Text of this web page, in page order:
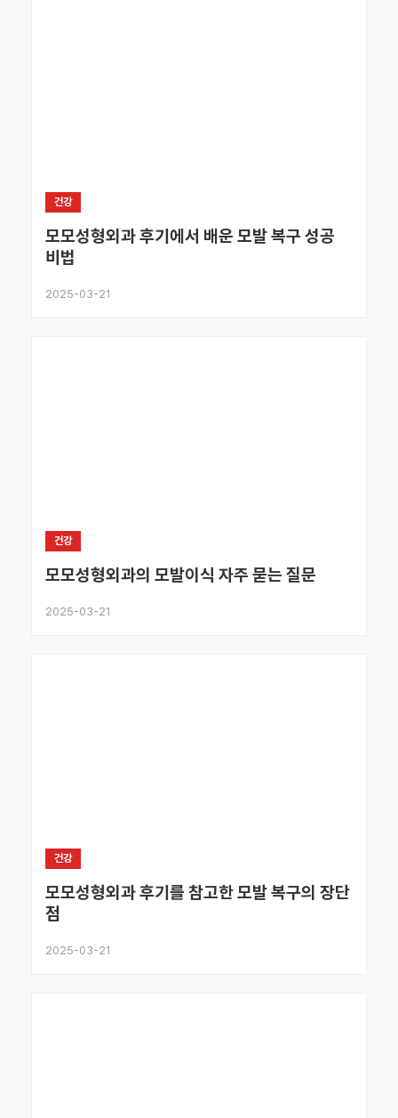
건강
모모성형외과 후기에서 배운 모발 복구 성공
비법
2025-03-21
건강
모모성형외과의 모발이식 자주 묻는 질문
2025-03-21
건강
모모성형외과 후기를 참고한 모발 복구의 장단
점
2025-03-21